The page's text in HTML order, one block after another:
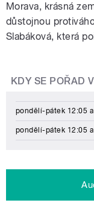
Morava, krásná
důstojnou
Slabáková, která
KDY SE POŘAD
pondělí-pátek 12:05 a
pondělí-pátek 12:05 a